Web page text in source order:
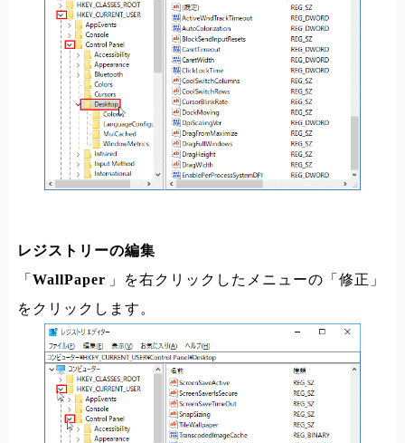
レジストリーの編集
「 WallPaper 」を右クリックしたメニューの「修正」
をクリックします。